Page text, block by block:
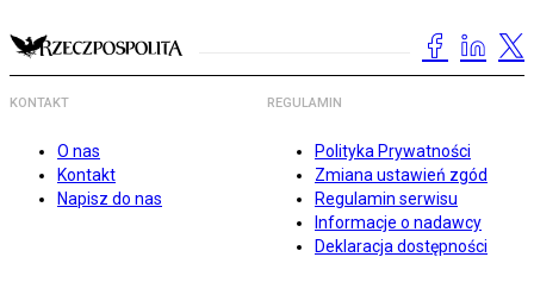
KONTAKT
O nas
Kontakt
Napisz do nas
REGULAMIN
Polityka Prywatności
Zmiana ustawień zgód
Regulamin serwisu
Informacje o nadawcy
Deklaracja dostępności